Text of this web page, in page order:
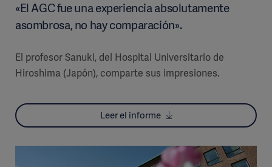
«El AGC fue una experiencia absolutamente
asombrosa, no hay comparación».
El profesor Sanuki, del Hospital Universitario de
Hiroshima (Japón), comparte sus impresiones.
Leer el informe